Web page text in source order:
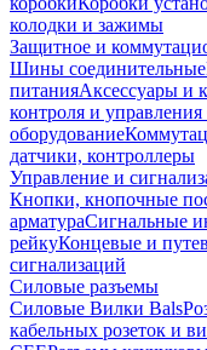
колодки и зажимы
Защитное и
Шины соединительные
питанияАксессуары и
контроля и управления
оборудование
датчики, контроллеры
Управление и
Кнопки, кнопочные
арматураСигнальные
рейкуКонцевые и
сигнализаций
Силовые разъемы
Силовые Вилки Bals
кабельных розеток и